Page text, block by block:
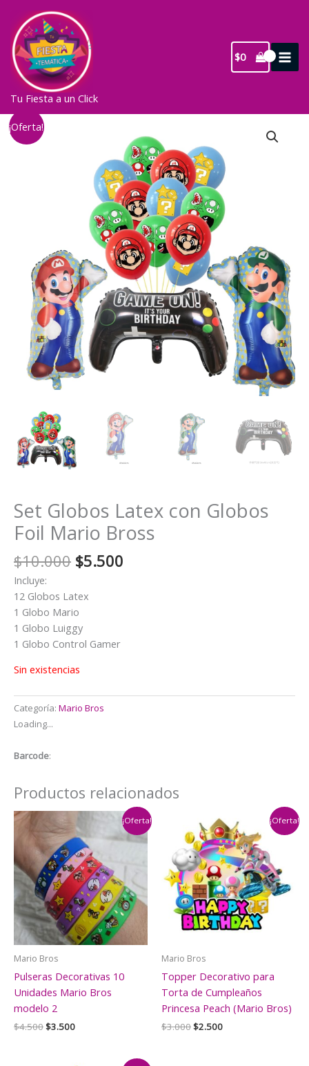
contenido
Tu Fiesta a un Click
$0
¡Oferta!
Set Globos Latex con Globos
Foil Mario Bross
$10.000 El
original
era:
$10.000.
$5.500
Incluye:
12 Globos Latex
1 Globo Mario
1 Globo Luiggy
1 Globo Control Gamer
Sin existencias
Categoría: Mario Bros
Loading...
Barcode:
Productos relacionados
¡Oferta!
Mario Bros
Pulseras Decorativas 10
Unidades Mario Bros
modelo 2
$4.500El
$3.500El
¡Oferta!
Mario Bros
Topper Decorativo para
Torta de Cumpleaños
Princesa Peach (Mario Bros)
$3.000El
$2.500El